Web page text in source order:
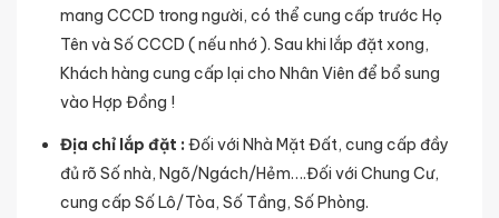
mang CCCD trong người, có thể cung cấp trước Họ
Tên và Số CCCD ( nếu nhớ ). Sau khi lắp đặt xong,
Khách hàng cung cấp lại cho Nhân Viên để bổ sung
vào Hợp Đồng !
Địa chỉ lắp đặt : Đối với Nhà Mặt Đất, cung cấp đầy
đủ rõ Số nhà, Ngõ/Ngách/Hẻm….Đối với Chung Cư,
cung cấp Số Lô/Tòa, Số Tầng, Số Phòng.